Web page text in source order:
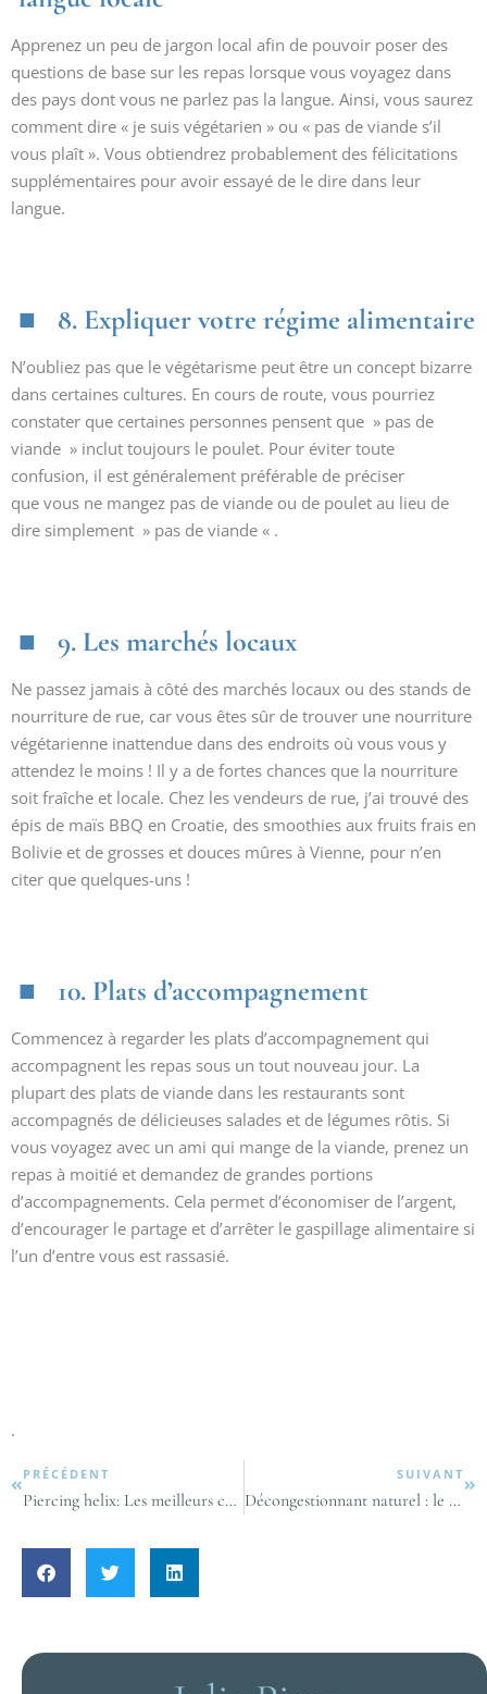
Apprenez un peu de jargon local afin de pouvoir poser des
questions de base sur les repas lorsque vous voyagez dans
des pays dont vous ne parlez pas la langue. Ainsi, vous saurez
comment dire « je suis végétarien » ou « pas de viande s’il
vous plaît ». Vous obtiendrez probablement des félicitations
supplémentaires pour avoir essayé de le dire dans leur
langue.
8. Expliquer votre régime alimentaire
N’oubliez pas que le végétarisme peut être un concept bizarre
dans certaines cultures. En cours de route, vous pourriez
constater que certaines personnes pensent que » pas de
viande » inclut toujours le poulet. Pour éviter toute
confusion, il est généralement préférable de préciser
que vous ne mangez pas de viande ou de poulet au lieu de
dire simplement » pas de viande « .
9. Les marchés locaux
Ne passez jamais à côté des marchés locaux ou des stands de
nourriture de rue, car vous êtes sûr de trouver une nourriture
végétarienne inattendue dans des endroits où vous vous y
attendez le moins ! Il y a de fortes chances que la nourriture
soit fraîche et locale. Chez les vendeurs de rue, j’ai trouvé des
épis de maïs BBQ en Croatie, des smoothies aux fruits frais en
Bolivie et de grosses et douces mûres à Vienne, pour n’en
citer que quelques-uns !
10. Plats d’accompagnement
Commencez à regarder les plats d’accompagnement qui
accompagnent les repas sous un tout nouveau jour. La
plupart des plats de viande dans les restaurants sont
accompagnés de délicieuses salades et de légumes rôtis. Si
vous voyagez avec un ami qui mange de la viande, prenez un
repas à moitié et demandez de grandes portions
d’accompagnements. Cela permet d’économiser de l’argent,
d’encourager le partage et d’arrêter le gaspillage alimentaire si
l’un d’entre vous est rassasié.
.
PRÉCÉDENT
Piercing helix: Les meilleurs conseils et erreurs à éviter pour une bonne cicatrisation
SUIVANT
Décongestionnant naturel : le thé de la molène